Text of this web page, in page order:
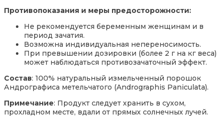
Противопоказания и меры предосторожности:
Не рекомендуется беременным женщинам и в
период зачатия.
Возможна индивидуальная непереносимость.
При превышении дозировки (более 2 г на кг веса)
может наблюдаться противозачаточный эффект.
Состав: 100% натуральный измельченный порошок
Андрографиса метельчатого (Andrographis Paniculata).
Примечание: Продукт следует хранить в сухом,
прохладном месте, вдали от прямых солнечных лучей.